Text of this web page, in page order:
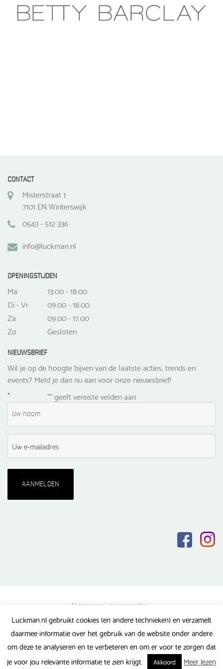
gekozen
worden
CONTACT
Misterstraat 1
7101 EN Winterswijk
0543 - 512 336
info@luckman.nl
OPENINGSTIJDEN
Ma
13.00 - 18.00
Di - Vr
09.00 - 18.00
Za
09.00 - 17.00
Zo
Gesloten
NIEUWSBRIEF
Wil je op de hoogte bijven van de laatste acties, trends en
events? Meld je dan nu aan voor onze nieuwsbrief!
"
* " geeft vereiste velden aan
Algemene voorwaarden
Privacy verklaring
Veel gestelde vragen
Luckman.nl gebruikt cookies (en andere technieken) en verzamelt
daarmee informatie over het gebruik van de website onder andere
om deze te analyseren en te verbeteren en om er voor te zorgen dat
je voor jou relevante informatie te zien krijgt.
Akkoord Meer lezen